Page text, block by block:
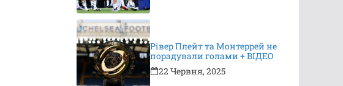
Рівер Плейт та Монтеррей не
порадували голами + ВІДЕО
22 Червня, 2025